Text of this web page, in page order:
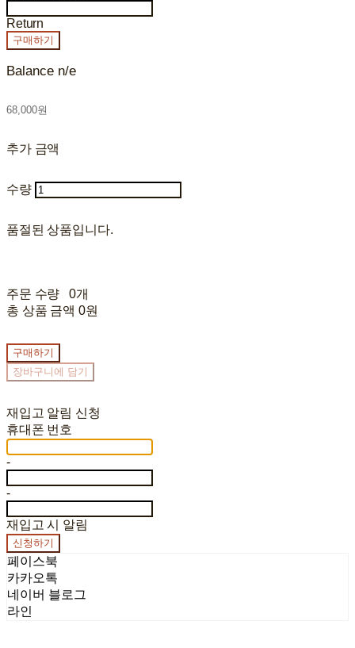
Return
구매하기
Balance n/e
68,000원
추가 금액
수량
품절된 상품입니다.
주문 수량
0개
총 상품 금액 0원
구매하기
장바구니에 담기
재입고 알림 신청
휴대폰 번호
-
-
재입고 시 알림
신청하기
페이스북
카카오톡
네이버 블로그
라인